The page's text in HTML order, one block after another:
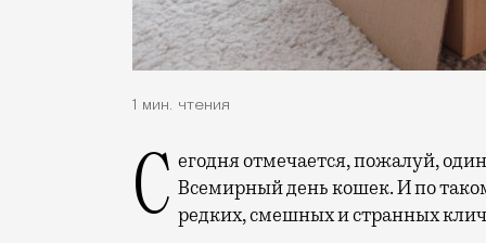
1 мин. чтения
Сегодня отмечается, пожалуй, один из самых милых праздников года — Всемирный день кошек. И по
редких, смешных и странных